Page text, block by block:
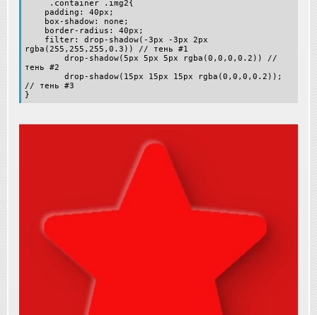
.container .img2{
padding: 40px;
box-shadow: none;
border-radius: 40px;
filter: drop-shadow(-3px -3px 2px
rgba(255,255,255,0.3)) // тень #1
drop-shadow(5px 5px 5px rgba(0,0,0,0.2)) //
тень #2
drop-shadow(15px 15px 15px rgba(0,0,0,0.2));
// тень #3
}